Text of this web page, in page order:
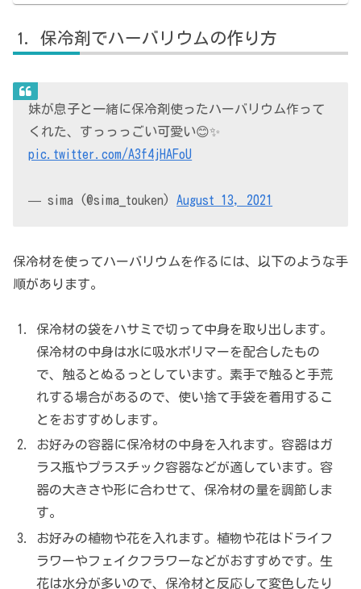
保冷剤でハーバリウムの作り方
妹が息子と一緒に保冷剤使ったハーバリウム作って
くれた、すっっっごい可愛い😊✨
pic.twitter.com/A3f4jHAFoU
— sima (@sima_touken)August 13, 2021
保冷材を使ってハーバリウムを作るには、以下のような手
順があります。
保冷材の袋をハサミで切って中身を取り出します。
保冷材の中身は水に吸水ポリマーを配合したもの
で、触るとぬるっとしています。素手で触ると手荒
れする場合があるので、使い捨て手袋を着用するこ
とをおすすめします。
お好みの容器に保冷材の中身を入れます。容器はガ
ラス瓶やプラスチック容器などが適しています。容
器の大きさや形に合わせて、保冷材の量を調節しま
す。
お好みの植物や花を入れます。植物や花はドライフ
ラワーやフェイクフラワーなどがおすすめです。生
花は水分が多いので、保冷材と反応して変色したり